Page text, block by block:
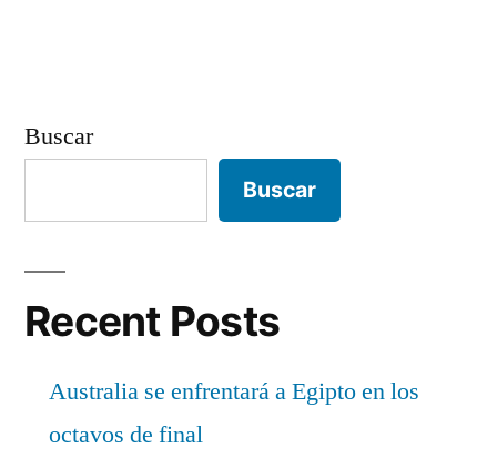
Buscar
Buscar
Recent Posts
Australia se enfrentará a Egipto en los
octavos de final